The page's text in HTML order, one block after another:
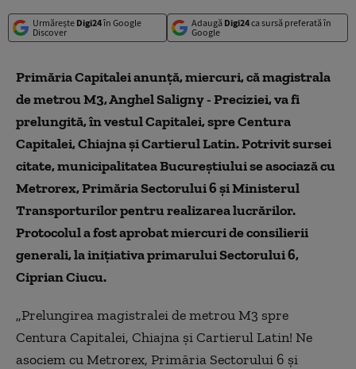
Urmărește Digi24în Google
Discover
Adaugă Digi24ca sursă preferată în
Google
Primăria Capitalei anunţă, miercuri, că magistrala
de metrou M3, Anghel Saligny - Preciziei, va fi
prelungită, în vestul Capitalei, spre Centura
Capitalei, Chiajna şi Cartierul Latin. Potrivit sursei
citate, municipalitatea Bucureştiului se asociază cu
Metrorex, Primăria Sectorului 6 şi Ministerul
Transporturilor pentru realizarea lucrărilor.
Protocolul a fost aprobat miercuri de consilierii
generali, la iniţiativa primarului Sectorului 6,
Ciprian Ciucu.
„Prelungirea magistralei de metrou M3 spre
Centura Capitalei, Chiajna şi Cartierul Latin! Ne
asociem cu Metrorex, Primăria Sectorului 6 şi